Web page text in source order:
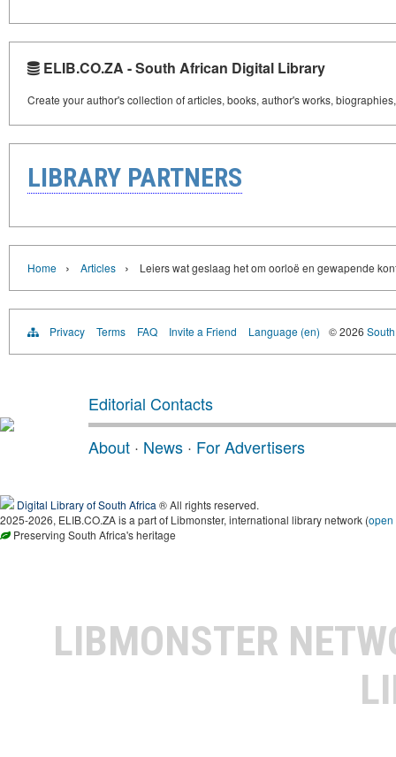
ELIB.CO.ZA - South African Digital Library
Create your author's collection of articles, books, author's works,
LIBRARY PARTNERS
Home › Articles › Leiers wat geslaag het om oorloë en gewapende
Privacy Terms FAQ Invite a Friend Language (en) © 2026
Editorial Contacts
About · News · For Advertisers
Digital Library of South Africa ® All rights reserved.
2025-2026, ELIB.CO.ZA is a part of Libmonster, international library network (open
Preserving South Africa's heritage
LIBMONSTER